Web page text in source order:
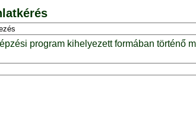
program kihelyezett formában történő